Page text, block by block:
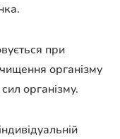
при
організму
організму.